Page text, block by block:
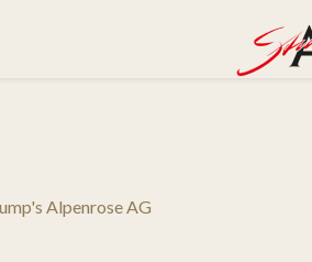
Alpenrose AG